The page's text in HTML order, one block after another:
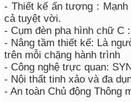
- Thiết kế ấn tượng :
cả tuyệt vời.
- Cụm đèn pha hình chữ C
- Nâng tầm thiết kế: Là
trên mỗi chặng hành trình
- Công nghệ trực quan:
- Nội thất tinh xảo và đa
- An toàn Chủ động Thông